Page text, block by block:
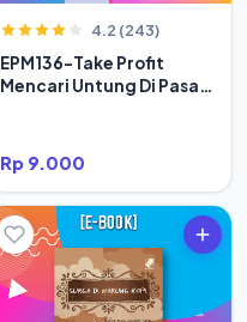
4.2 (243)
EPM136-Take Profit
Mencari Untung Di Pasar
Rp 9.000